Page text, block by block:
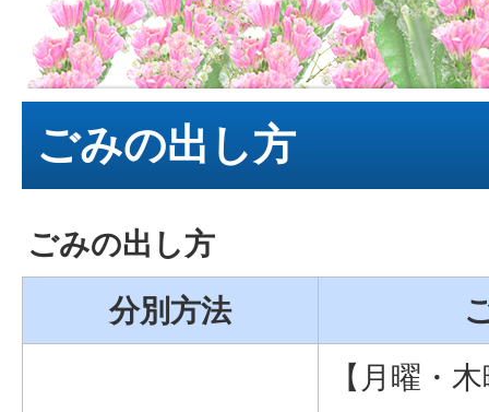
ごみの出し方
ごみの出し方
分別方法
【月曜・